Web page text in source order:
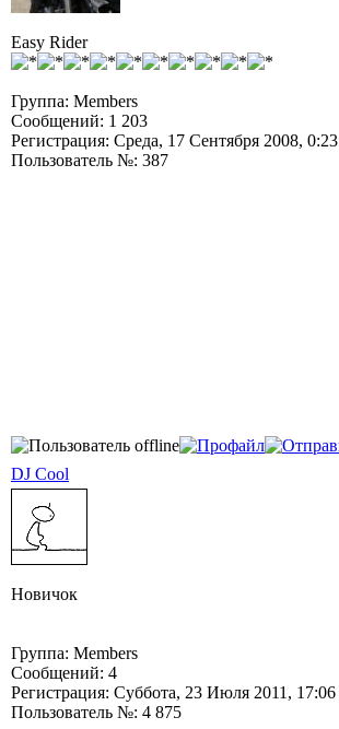
Easy Rider
Группа: Members
Сообщений: 1 203
Регистрация: Среда, 17 Сентября 2008, 0:23
Пользователь №: 387
DJ Cool
Новичок
Группа: Members
Сообщений: 4
Регистрация: Суббота, 23 Июля 2011, 17:06
Пользователь №: 4 875